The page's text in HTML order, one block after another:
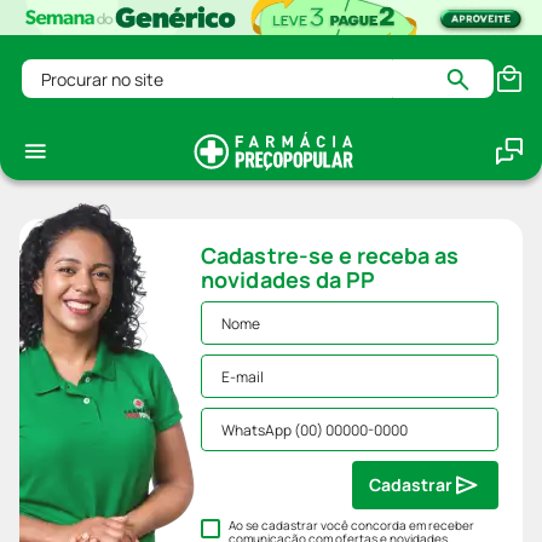
Procurar no site
Cadastre-se e receba as
novidades da PP
Ao se cadastrar você concorda em receber
comunicação com ofertas e novidades,
Cadastrar